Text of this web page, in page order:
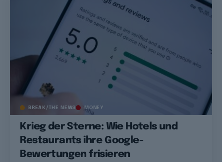
BREAK/THE NEWS MONEY
Krieg der Sterne: Wie Hotels und
Restaurants ihre Google-
Bewertungen frisieren